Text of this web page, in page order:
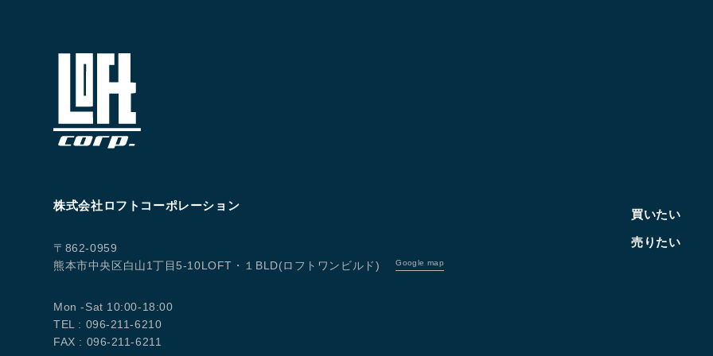
株式会社ロフトコーポレーション
〒862-0959
熊本市中央区白山1丁目5-10LOFT・１BLD(ロフトワンビルド)
Google map
Mon -Sat 10:00-18:00
TEL : 096-211-6210
FAX : 096-211-6211
買いたい
売りたい